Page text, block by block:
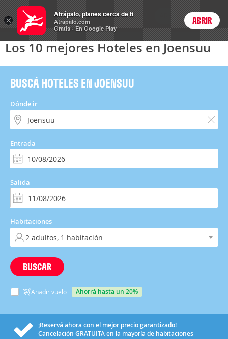
Hoteles Precios enPeso
ARSCambiar moneda
Login
Los 10 mejores Hoteles en Joensuu
BUSCÁ HOTELES EN JOENSUU
Dónde ir
Entrada
Salida
Habitaciones
BUSCAR
Añadir vuelo ahorrá hasta un 20%
¡Reservá ahora con el mejor precio garantizado!
Cancelación GRATUITAen la mayoría de habitaciones
×
Atrápalo, planes cerca de ti
Atrapalo.com
Gratis - En Google Play
ABRIR